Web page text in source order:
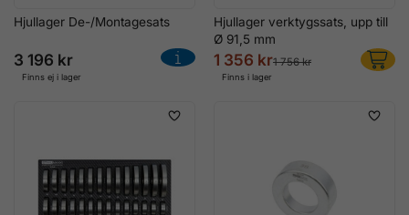
Hjullager De-/Montagesats
3 196 kr
Finns ej i lager
Hjullager verktygssats, upp till
Ø 91,5 mm
1 356 kr1 756 kr
Finns i lager